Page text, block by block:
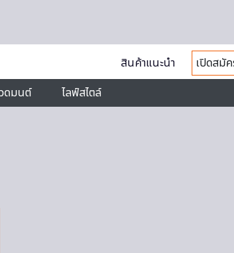
สินค้าแนะนำ
เปิดสมั
ดมนต์ ไลฟ์สไตล์